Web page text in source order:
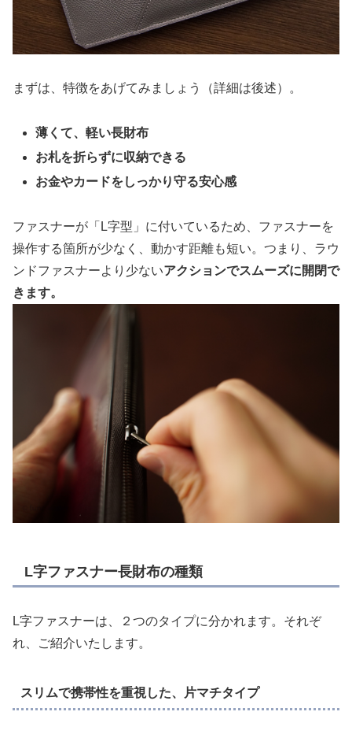
まずは、特徴をあげてみましょう（詳細は後述）。
薄くて、軽い長財布
お札を折らずに収納できる
お金やカードをしっかり守る安心感
ファスナーが「L字型」に付いているため、ファスナーを
操作する箇所が少なく、動かす距離も短い。つまり、ラウ
ンドファスナーより少ないアクションでスムーズに開閉で
きます。
L字ファスナー長財布の種類
L字ファスナーは、２つのタイプに分かれます。それぞ
れ、ご紹介いたします。
スリムで携帯性を重視した、片マチタイプ